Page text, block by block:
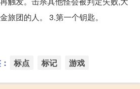
旅团的人。 3.第一个钥匙。
标点 标记 游戏